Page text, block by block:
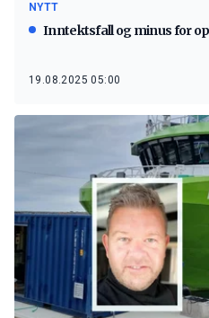
NYTT
Inntektsfall og minus for
19.08.2025 05:00